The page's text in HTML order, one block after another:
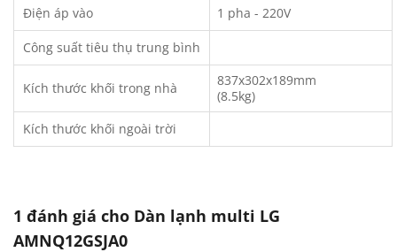
Điện áp vào 1 pha - 220V
Công suất tiêu thụ trung bình
Kích thước khối trong nhà
837x302x189mm
(8.5kg)
Kích thước khối ngoài trời
1 đánh giá cho Dàn lạnh multi LG
AMNQ12GSJA0